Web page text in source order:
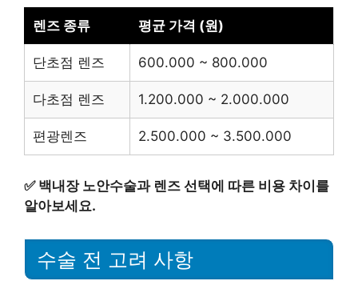
렌즈 종류 평균 가격 (원)
단초점 렌즈 600.000 ~ 800.000
다초점 렌즈 1.200.000 ~ 2.000.000
편광렌즈 2.500.000 ~ 3.500.000
✅ 백내장 노안수술과 렌즈 선택에 따른 비용 차이를
알아보세요.
수술 전 고려 사항